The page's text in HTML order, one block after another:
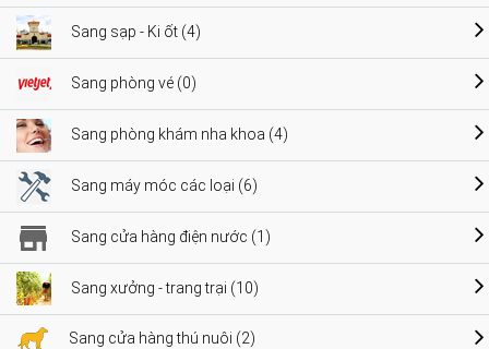
Sang sạp - Ki ốt (4)
Sang phòng vé (0)
Sang phòng khám nha khoa (4)
Sang máy móc các loại (6)
Sang cửa hàng điện nước (1)
Sang xưởng - trang trại (10)
Sang cửa hàng thú nuôi (2)